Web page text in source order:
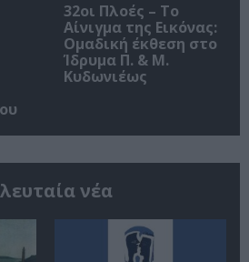
32οι Πλοές – Το
Αίνιγμα της Εικόνας:
Ομαδική έκθεση στο
Ίδρυμα Π. & Μ.
Κυδωνιέως
νέα